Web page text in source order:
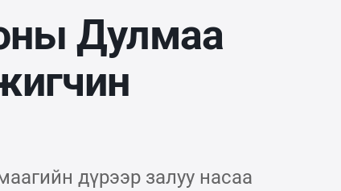
Дулмаа
дүрээр залуу насаа